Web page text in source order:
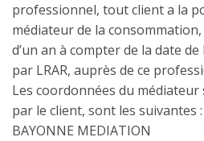
professionnel, tout client a la
médiateur de la
d’un an à compter de la date
par LRAR, auprès de ce
Les coordonnées du médiateur
par le client, sont les suivantes :
BAYONNE MEDIATION